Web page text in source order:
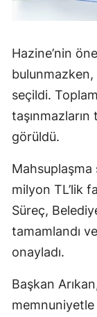
Hazine’nin
bulunmazken,
seçildi.
taşınmazların
görüldü.
Mahsuplaşma
milyon TL’lik
Süreç,
tamamlandı
onayladı.
Başkan
memnuniyetle